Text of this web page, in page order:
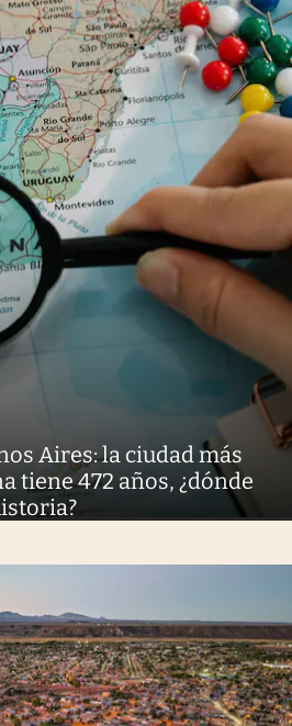
Aires: la ciudad más
tiene 472 años, ¿dónde